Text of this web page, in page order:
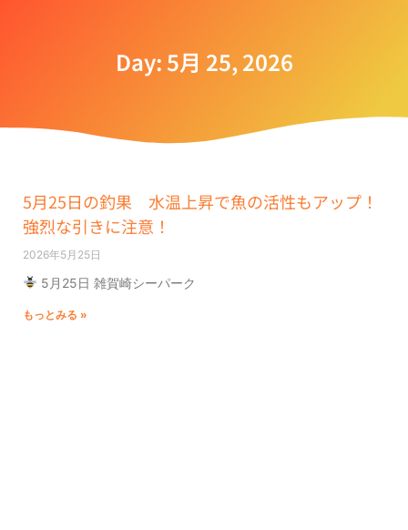
Day: 5月 25, 2026
5月25日の釣果 水温上昇で魚の活性もアップ！
強烈な引きに注意！
2026年5月25日
5月25日 雑賀崎シーパーク
もっとみる »